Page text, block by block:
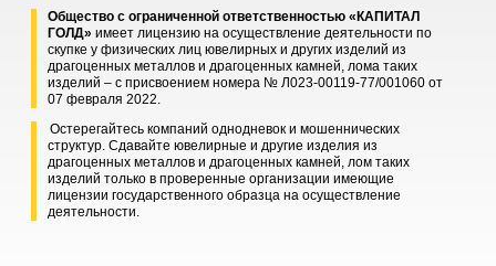
Общество с ограниченной ответственностью «КАПИТАЛ
ГОЛД» имеет лицензию на осуществление деятельности по
скупке у физических лиц ювелирных и других изделий из
драгоценных металлов и драгоценных камней, лома таких
изделий – с присвоением номера № Л023-00119-77/001060 от
07 февраля 2022.
Остерегайтесь компаний однодневок и мошеннических
структур. Сдавайте ювелирные и другие изделия из
драгоценных металлов и драгоценных камней, лом таких
изделий только в проверенные организации имеющие
лицензии государственного образца на осуществление
деятельности.